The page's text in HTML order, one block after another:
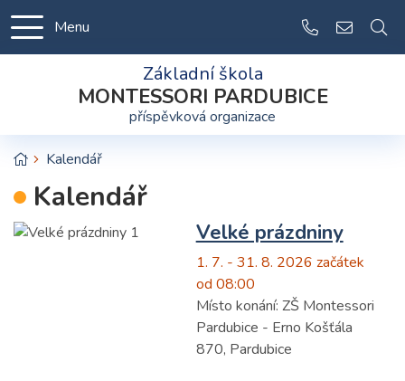
Menu +420 605
Základní škola
MONTESSORI PARDUBICE
příspěvková organizace
Úvodní stránka
Kalendář
Kalendář
Velké prázdniny
1. 7. - 31. 8. 2026 začátek
od 08:00
Místo konání: ZŠ Montessori
Pardubice - Erno Košťála
870, Pardubice